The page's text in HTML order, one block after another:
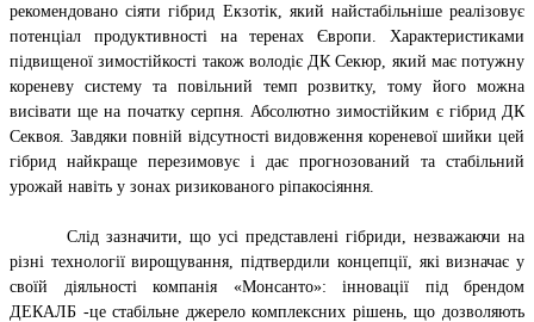
рекомендовано сіяти гібрид Екзотік, який найстабільніше реалізовує
потенціал продуктивності на теренах Європи. Характеристиками
підвищеної зимостійкості також володіє ДК Секюр, який має потужну
кореневу систему та повільний темп розвитку, тому його можна
висівати ще на початку серпня. Абсолютно зимостійким є гібрид ДК
Секвоя. Завдяки повній відсутності видовження кореневої шийки цей
гібрид найкраще перезимовує і дає прогнозований та стабільний
урожай навіть у зонах ризикованого ріпакосіяння.
Слід зазначити, що усі представлені гібриди, незважаючи на
різні технології вирощування, підтвердили концепції, які визначає у
своїй діяльності компанія «Монсанто»: інновації під брендом
ДЕКАЛБ -це стабільне джерело комплексних рішень, що дозволяють